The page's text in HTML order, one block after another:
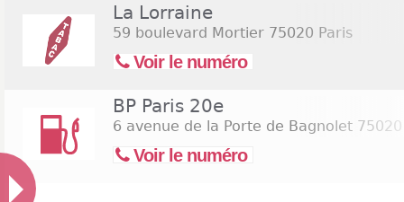
La Lorraine
59 boulevard Mortier 75020 Paris
Voir le numéro
BP Paris 20e
6 avenue de la Porte de Bagnolet
Voir le numéro